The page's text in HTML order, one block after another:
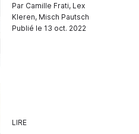
Par Camille Frati, Lex
Kleren, Misch Pautsch
Publié le 13 oct. 2022
LIRE